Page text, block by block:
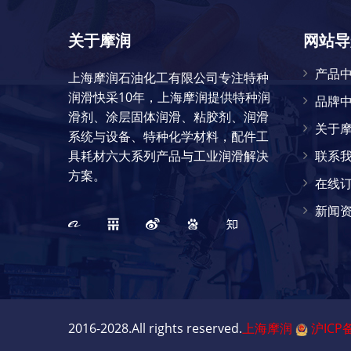
关于摩润
上海摩润石油化工有限公司专注特种
润滑快采10年，上海摩润提供特种润
滑剂、涂层固体润滑、粘胶剂、润滑
系统与设备、特种化学材料，配件工
具耗材六大系列产品与工业润滑解决
方案。
网站
产品
品牌
关于
联系
在线
新闻
2016-2028.All rights reserved.上海摩润 沪ICP